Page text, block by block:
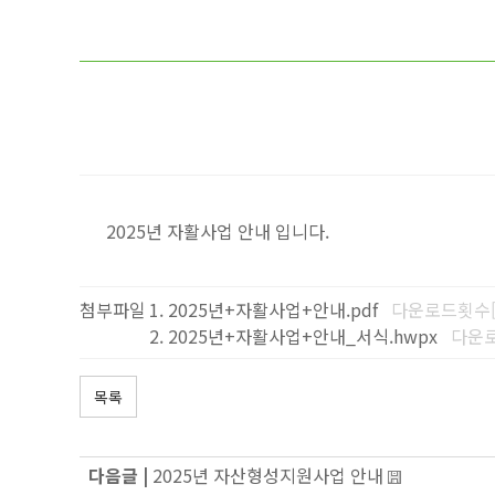
2025년 자활사업 안내 입니다.
첨부파일 2025년+자활사업+안내.pdf 다운로드횟
2025년+자활사업+안내_서식.hwpx 다운
목록
다음글 | 2025년 자산형성지원사업 안내